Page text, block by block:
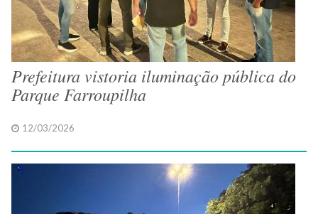
Prefeitura vistoria iluminação pública do
Parque Farroupilha
12/03/2026